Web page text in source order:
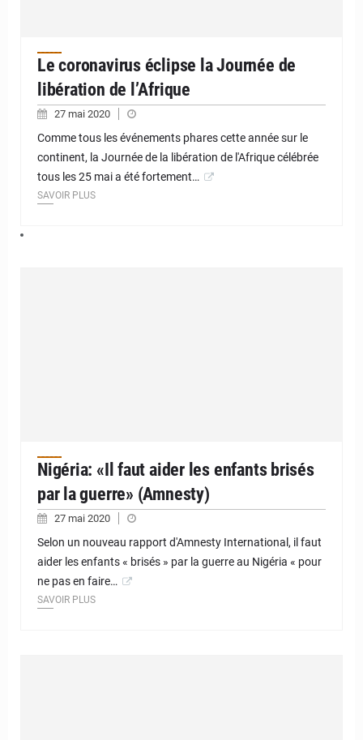
Le coronavirus éclipse la Journée de
libération de l’Afrique
27 mai 2020
Comme tous les événements phares cette année sur le
continent, la Journée de la libération de l'Afrique célébrée
tous les 25 mai a été fortement…
SAVOIR PLUS
Nigéria: «Il faut aider les enfants brisés
par la guerre» (Amnesty)
27 mai 2020
Selon un nouveau rapport d'Amnesty International, il faut
aider les enfants « brisés » par la guerre au Nigéria « pour
ne pas en faire…
SAVOIR PLUS